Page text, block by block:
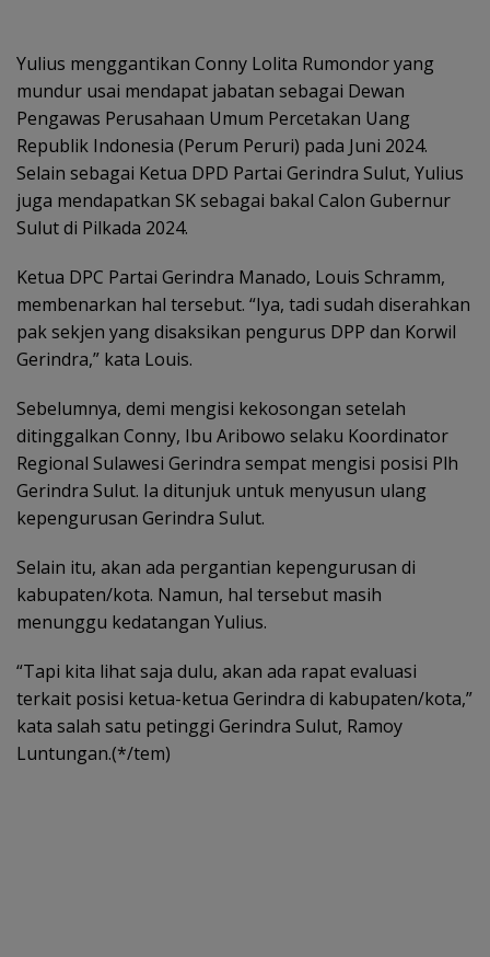
Yulius menggantikan Conny Lolita Rumondor yang
mundur usai mendapat jabatan sebagai Dewan
Pengawas Perusahaan Umum Percetakan Uang
Republik Indonesia (Perum Peruri) pada Juni 2024.
Selain sebagai Ketua DPD Partai Gerindra Sulut, Yulius
juga mendapatkan SK sebagai bakal Calon Gubernur
Sulut di Pilkada 2024.
Ketua DPC Partai Gerindra Manado, Louis Schramm,
membenarkan hal tersebut. “Iya, tadi sudah diserahkan
pak sekjen yang disaksikan pengurus DPP dan Korwil
Gerindra,” kata Louis.
Sebelumnya, demi mengisi kekosongan setelah
ditinggalkan Conny, Ibu Aribowo selaku Koordinator
Regional Sulawesi Gerindra sempat mengisi posisi Plh
Gerindra Sulut. Ia ditunjuk untuk menyusun ulang
kepengurusan Gerindra Sulut.
Selain itu, akan ada pergantian kepengurusan di
kabupaten/kota. Namun, hal tersebut masih
menunggu kedatangan Yulius.
“Tapi kita lihat saja dulu, akan ada rapat evaluasi
terkait posisi ketua-ketua Gerindra di kabupaten/kota,”
kata salah satu petinggi Gerindra Sulut, Ramoy
Luntungan.(*/tem)